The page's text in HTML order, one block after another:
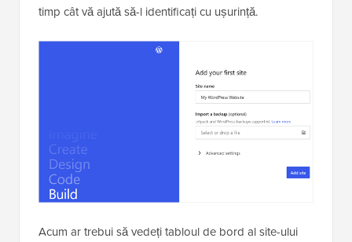
timp cât vă ajută să-l identificați cu ușurință.
Acum ar trebui să vedeți tabloul de bord al site-ului